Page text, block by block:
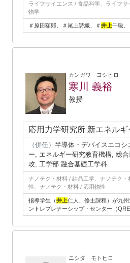
ライフサイエンス / 食品科学、ライフ
物学
＃原田額郎、＃尾上詩織、＃井上千聡
カンガワ ヨシヒロ
寒川 義裕
教授
応用力学研究所 新エネルギ
（併任） 半導体・デバイスエコシ
ー, エネルギー研究教育機構, 総
攻, 工学部 融合基礎工学科
ナノテク・材料 / 結晶工学、ナノテク・
性、ナノテク・材料 / 応用物性
指導学生（井上仁人、修士課程）が九
ントレプレナーシップ・センター（
ニシダ モトヒロ